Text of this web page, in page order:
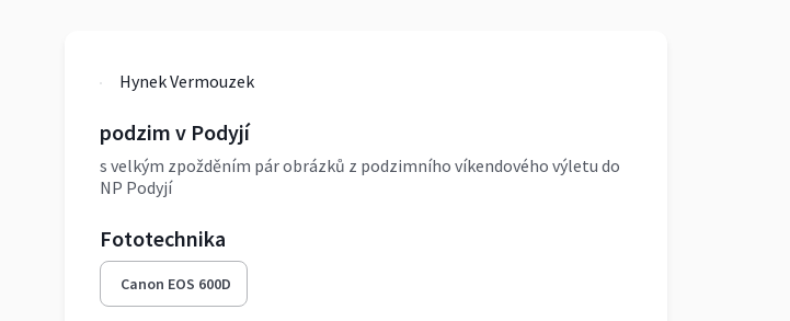
Hynek Vermouzek
podzim v Podyjí
s velkým zpožděním pár obrázků z podzimního víkendového výletu do
NP Podyjí
Fototechnika
Canon EOS 600D